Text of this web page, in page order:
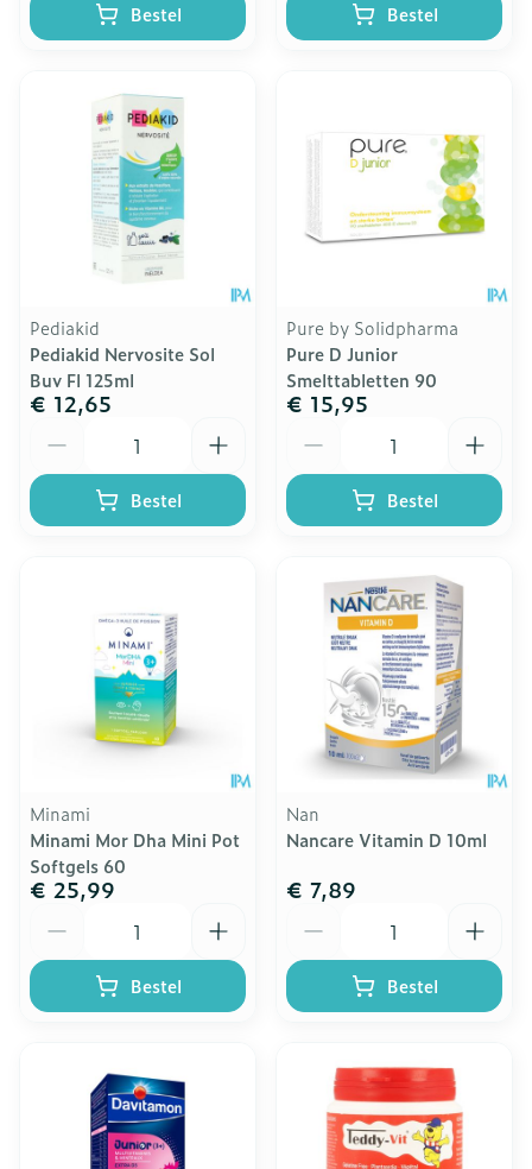
Bestel Bestel
Pediakid
Pediakid Nervosite Sol
Buv Fl 125ml
€ 12,65
Bestel
Pure by Solidpharma
Pure D Junior
Smelttabletten 90
€ 15,95
Bestel
Minami
Minami Mor Dha Mini Pot
Softgels 60
€ 25,99
Bestel
Nan
Nancare Vitamin D 10ml
€ 7,89
Bestel